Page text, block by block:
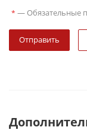
* — Обязательные